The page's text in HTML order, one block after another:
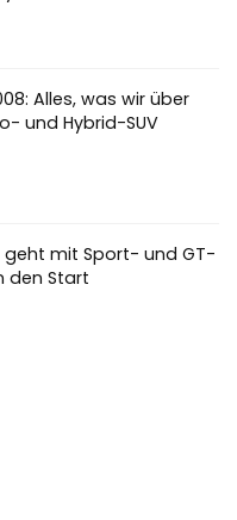
Alles, was wir über
und Hybrid-SUV
mit Sport- und GT-
den Start